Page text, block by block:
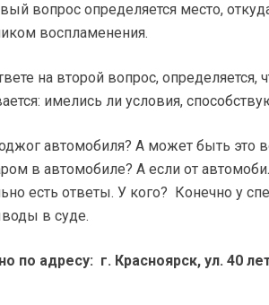
вопрос определяется место,
воспламенения.
на второй вопрос,
имелись ли условия,
автомобиля? А может быть это
в автомобиле? А если от
есть ответы. У кого? Конечно у
в суде.
по адресу: г. Красноярск, ул. 40